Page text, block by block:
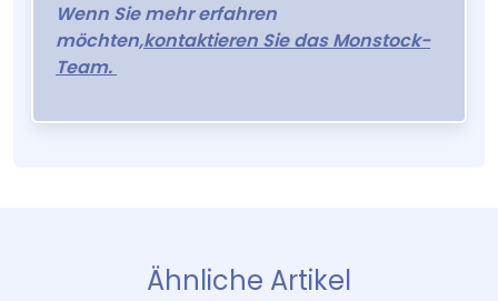
Wenn Sie mehr erfahren
möchten,kontaktieren Sie das Monstock-
Team.
Ähnliche Artikel